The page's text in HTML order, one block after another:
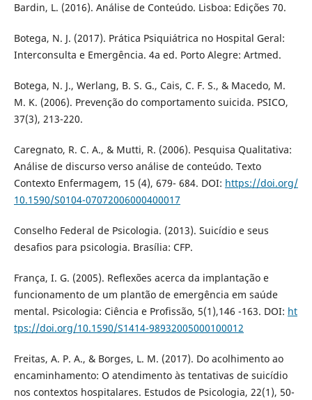
Bardin, L. (2016). Análise de Conteúdo. Lisboa: Edições 70.
Botega, N. J. (2017). Prática Psiquiátrica no Hospital Geral:
Interconsulta e Emergência. 4a ed. Porto Alegre: Artmed.
Botega, N. J., Werlang, B. S. G., Cais, C. F. S., & Macedo, M.
M. K. (2006). Prevenção do comportamento suicida. PSICO,
37(3), 213-220.
Caregnato, R. C. A., & Mutti, R. (2006). Pesquisa Qualitativa:
Análise de discurso verso análise de conteúdo. Texto
Contexto Enfermagem, 15 (4), 679- 684. DOI: https://doi.org/
10.1590/S0104-07072006000400017
Conselho Federal de Psicologia. (2013). Suicídio e seus
desafios para psicologia. Brasília: CFP.
França, I. G. (2005). Reflexões acerca da implantação e
funcionamento de um plantão de emergência em saúde
mental. Psicologia: Ciência e Profissão, 5(1),146 -163. DOI: ht
tps://doi.org/10.1590/S1414-98932005000100012
Freitas, A. P. A., & Borges, L. M. (2017). Do acolhimento ao
encaminhamento: O atendimento às tentativas de suicídio
nos contextos hospitalares. Estudos de Psicologia, 22(1), 50-